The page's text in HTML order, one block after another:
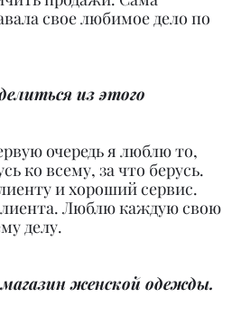
свое любимое дело по
из этого
очередь я люблю то,
ко всему, за что берусь.
и хороший сервис.
Люблю каждую свою
делу.
женской одежды.